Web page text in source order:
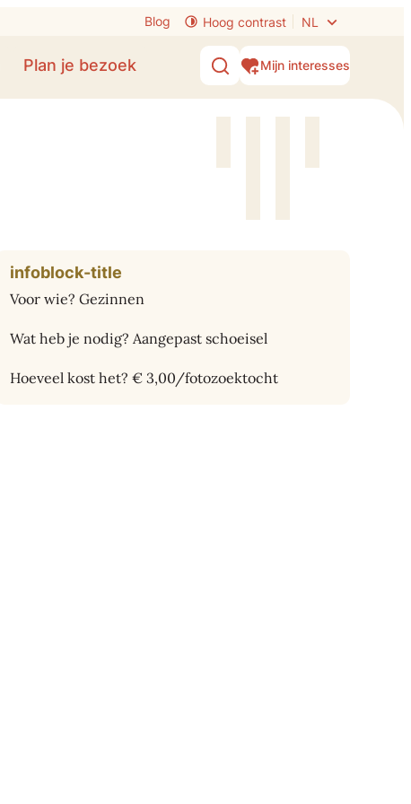
Blog Hoog contrast NL
Plan je bezoek Zoek tonen / verbergen
Mijn interesses
infoblock-title
Voor wie? Gezinnen
Wat heb je nodig? Aangepast schoeisel
Hoeveel kost het? € 3,00/fotozoektocht